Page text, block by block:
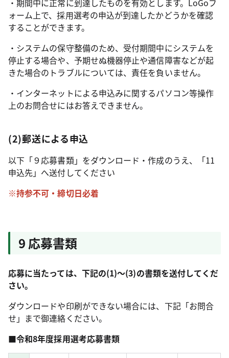
・期間中に正常に到達したものを有効とします。LoGoフ
ォーム上で、採用選考の申込が到達したかどうかを確認
することができます。
・システムの保守整備のため、受付期間中にシステムを
停止する場合や、予期せぬ機器停止や通信障害などが起
きた場合のトラブルについては、責任を負いません。
・インターネットによる申込みに関するパソコン等操作
上のお問合せにはお答えできません。
(2)郵送による申込
以下「９応募書類」をダウンロード・作成のうえ、「11
申込先」へ送付してください
※持参不可・締切日必着
9 応募書類
応募に当たっては、下記の(1)～(3)の書類を送付してくだ
さい。
ダウンロードや印刷ができない場合には、下記「お問合
せ」まで御連絡ください。
■令和8年度採用選考応募書類